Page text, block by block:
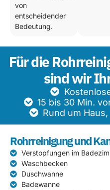
von
entscheidender
Bedeutung.
Für die
sind wir
15 bis 30 Min.
Rund um
Rohrreinigung und
Verstopfungen im
Waschbecken
Duschwanne
Badewanne